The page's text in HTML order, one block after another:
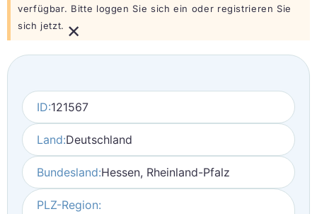
verfügbar. Bitte loggen Sie sich ein oder registrieren Sie
sich jetzt. ×
ID:121567
Land:Deutschland
Bundesland:Hessen, Rheinland-Pfalz
PLZ-Region: